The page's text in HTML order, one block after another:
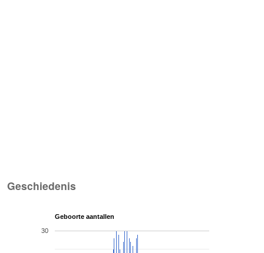
Geschiedenis
Geboorte aantallen
30